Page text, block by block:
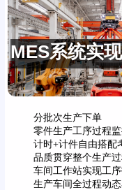
MES系统实
分批次生产下单
零件生产工序过程
计时+计件自由搭配
品质贯穿整个生产
车间工作站实现工
生产车间全过程动